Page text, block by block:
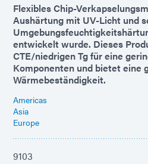
Flexibles Chip-
Aushärtung mit UV-Licht und
entwickelt wurde. Dieses
CTE/niedrigen Tg für eine
Komponenten und bietet eine
Wärmebeständigkeit.
Americas
Asia
Europe
9103